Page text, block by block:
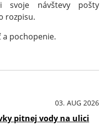
svoje návštevy pošty
rozpisu.
a pochopenie.
03. AUG 2026
pitnej vody na ulici